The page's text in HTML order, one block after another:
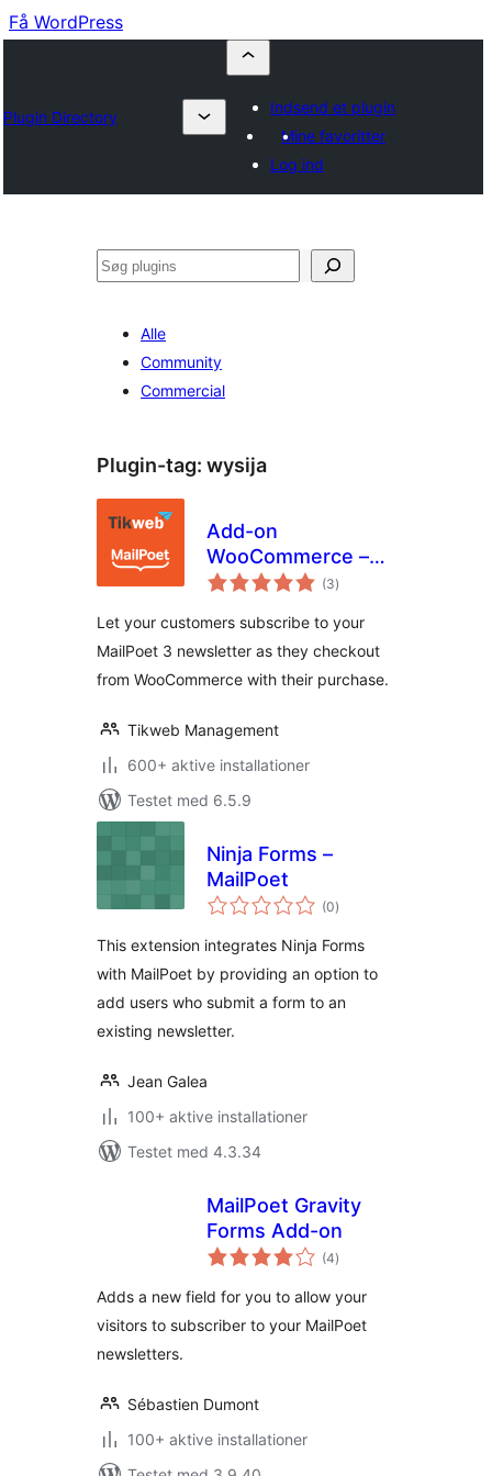
Få WordPress
Plugin Directory
Indsend et plugin
Mine favoritter
Log ind
Søg
Alle
Community
Commercial
Plugin-tag: wysija
Add-on
WooCommerce –
MailPoet 3
(3totale
bedømmelser
)
Let your customers subscribe to your
MailPoet 3 newsletter as they checkout
from WooCommerce with their purchase.
Tikweb Management
600+ aktive installationer
Testet med 6.5.9
Ninja Forms –
MailPoet
(0totale
bedømmelser
)
This extension integrates Ninja Forms
with MailPoet by providing an option to
add users who submit a form to an
existing newsletter.
Jean Galea
100+ aktive installationer
Testet med 4.3.34
MailPoet Gravity
Forms Add-on
(4totale
bedømmelser
)
Adds a new field for you to allow your
visitors to subscriber to your MailPoet
newsletters.
Sébastien Dumont
100+ aktive installationer